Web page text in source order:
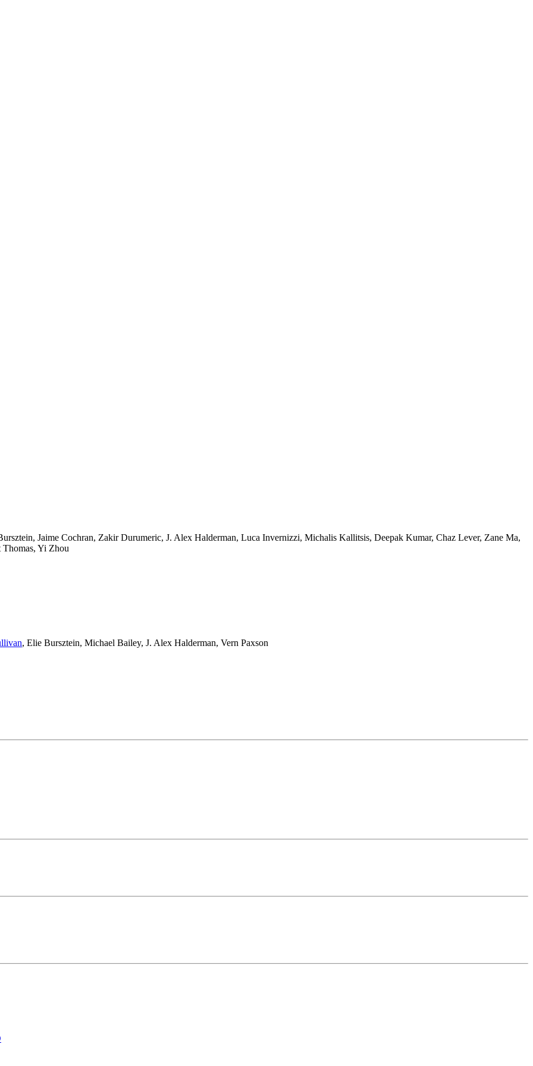
, Jaime Cochran, Zakir Durumeric, J. Alex Halderman, Luca Invernizzi, Michalis Kallitsis, Deepak Kumar, Chaz Lever, Zane Ma,
, Yi Zhou
, Elie Bursztein, Michael Bailey, J. Alex Halderman, Vern Paxson